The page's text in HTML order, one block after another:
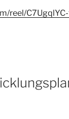
reel/